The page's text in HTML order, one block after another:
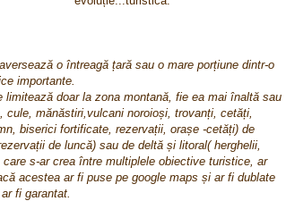
o întreagă țară sau o mare porțiune dintr-o
importante.
doar la zona montană, fie ea mai înaltă sau
mănăstiri,vulcani noroioși, trovanți, cetăți,
biserici fortificate, rezervații, orașe -cetăți) de
de luncă) sau de deltă și litoral( herghelii,
s-ar crea între multiplele obiective turistice, ar
acestea ar fi puse pe google maps și ar fi dublate
fi garantat.